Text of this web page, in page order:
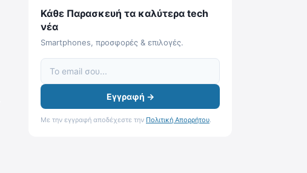
Κάθε Παρασκευή τα καλύτερα tech
νέα
Smartphones, προσφορές & επιλογές.
Εγγραφή →
Με την εγγραφή αποδέχεστε την Πολιτική Απορρήτου.